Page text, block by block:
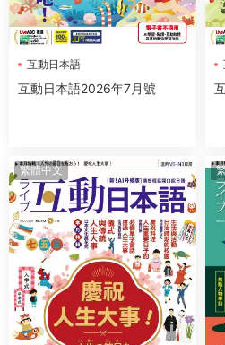
互動日本語
互動日本語2026年7月號
繁體中文